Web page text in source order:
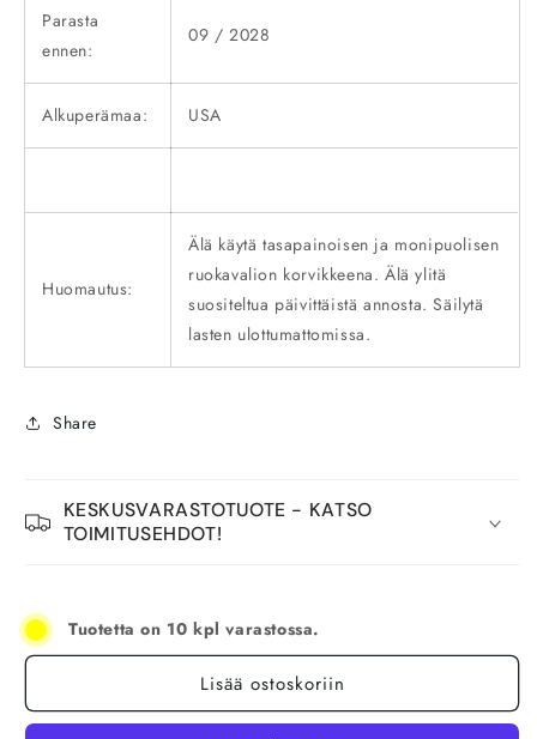
Parasta
ennen:
09 / 2028
Alkuperämaa: USA
Huomautus:
Älä käytä tasapainoisen ja monipuolisen
ruokavalion korvikkeena. Älä ylitä
suositeltua päivittäistä annosta. Säilytä
lasten ulottumattomissa.
Share
KESKUSVARASTOTUOTE - KATSO
TOIMITUSEHDOT!
Tuotetta on 10 kpl varastossa.
Lisää ostoskoriin